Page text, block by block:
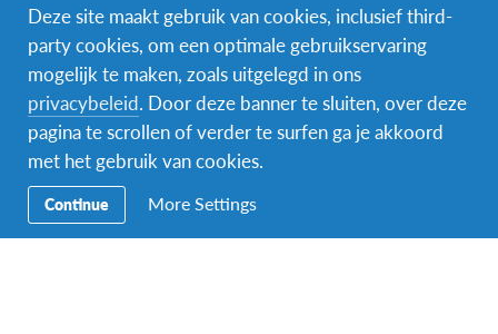
FacebookInstagramMessenger
Secundaire
Navigatie
Naar het buitenland
Word gastgezin
Deze site maakt gebruik van cookies, inclusief third-
party cookies, om een optimale gebruikservaring
mogelijk te maken, zoals uitgelegd in ons
privacybeleid. Door deze banner te sluiten, over deze
pagina te scrollen of verder te surfen ga je akkoord
met het gebruik van cookies.
Continue More Settings